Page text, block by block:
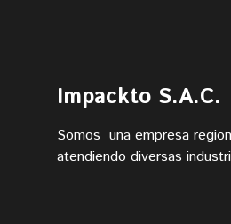
Impackto S.A.C.
Somos una empresa
atendiendo diversas